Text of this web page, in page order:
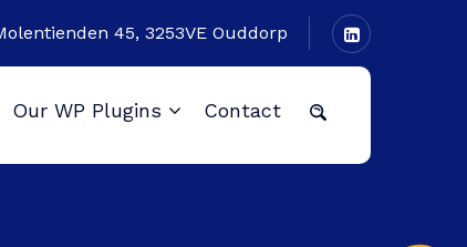
45, 3253VE Ouddorp
Our WP Plugins Contact